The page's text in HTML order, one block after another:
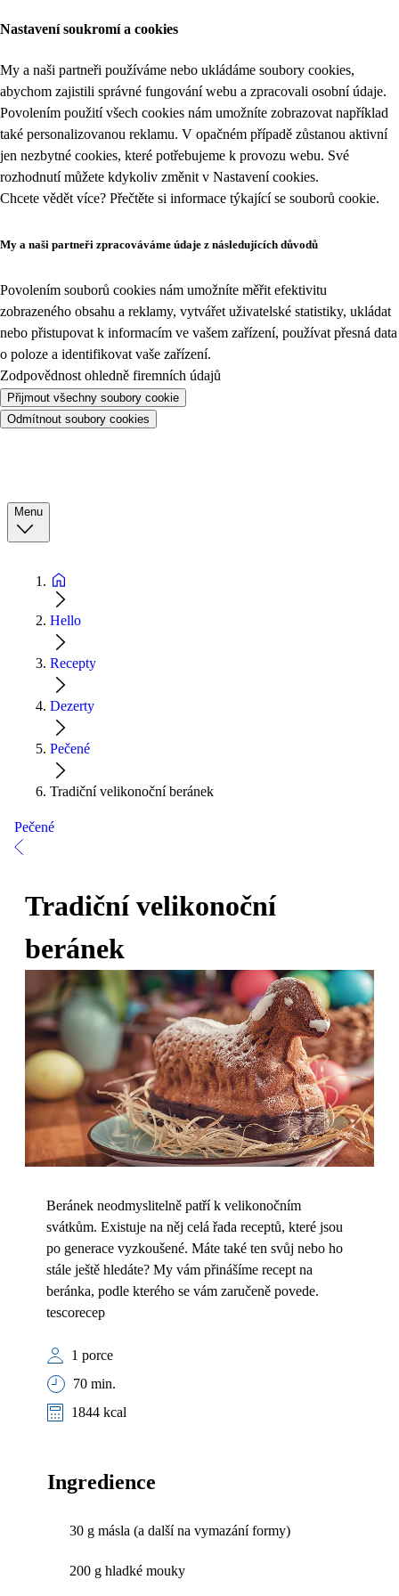
Nastavení soukromí a cookies
My a naši partneři používáme nebo ukládáme soubory cookies,
abychom zajistili správné fungování webu a zpracovali osobní údaje.
Povolením použití všech cookies nám umožníte zobrazovat například
také personalizovanou reklamu. V opačném případě zůstanou aktivní
jen nezbytné cookies, které potřebujeme k provozu webu. Své
rozhodnutí můžete kdykoliv změnit v Nastavení cookies.
Chcete vědět více? Přečtěte si informace týkající se souborů cookie.
My a naši partneři zpracováváme údaje z následujících důvodů
Povolením souborů cookies nám umožníte měřit efektivitu
zobrazeného obsahu a reklamy, vytvářet uživatelské statistiky, ukládat
nebo přistupovat k informacím ve vašem zařízení, používat přesná data
o poloze a identifikovat vaše zařízení.
Zodpovědnost ohledně firemních údajů
Přijmout všechny soubory cookie
Odmítnout soubory cookies
Menu
Hello
Recepty
Dezerty
Pečené
Tradiční velikonoční beránek
Pečené
Tradiční velikonoční
beránek
Beránek neodmyslitelně patří k velikonočním
svátkům. Existuje na něj celá řada receptů, které jsou
po generace vyzkoušené. Máte také ten svůj nebo ho
stále ještě hledáte? My vám přinášíme recept na
beránka, podle kterého se vám zaručeně povede.
tescorecep
1 porce
70 min.
1844 kcal
Ingredience
30 g másla (a další na vymazání formy)
200 g hladké mouky